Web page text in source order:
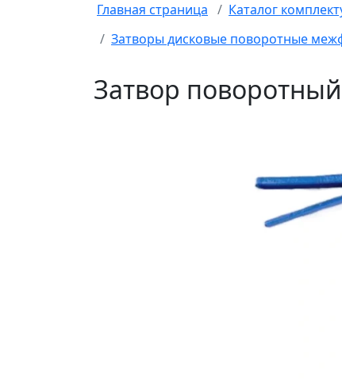
Главная страница Каталог
Затворы дисковые поворотные
Затвор